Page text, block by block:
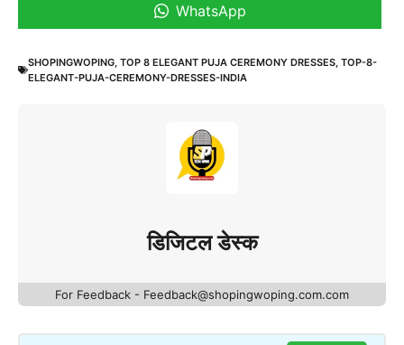
WhatsApp
SHOPINGWOPING, TOP 8 ELEGANT PUJA CEREMONY DRESSES, TOP-8-
ELEGANT-PUJA-CEREMONY-DRESSES-INDIA
डिजिटल डेस्क
For Feedback - Feedback@shopingwoping.com.com